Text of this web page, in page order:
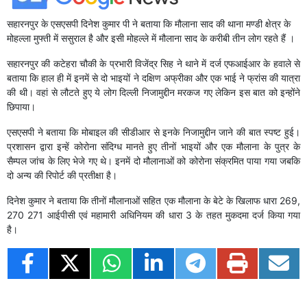
सहारनपुर के एसएसपी दिनेश कुमार पी ने बताया कि मौलाना साद की थाना मण्डी क्षेत्र के
मोहल्ला मुफ्ती में ससुराल है और इसी मोहल्ले में मौलाना साद के करीबी तीन लोग रहते हैं ।
सहारनपुर की कटेहरा चौकी के प्रभारी विजेंद्र सिह ने थाने में दर्ज एफआईआर के हवाले से
बताया कि हाल ही में इनमें से दो भाइयों ने दक्षिण अफ्रीका और एक भाई ने फ्रांस की यात्रा
की थी। वहां से लौटते हुए ये लोग दिल्ली निजामुद्दीन मरकज गए लेकिन इस बात को इन्होंने
छिपाया।
एसएसपी ने बताया कि मोबाइल की सीडीआर से इनके निजामुद्दीन जाने की बात स्पष्ट हुई।
प्रशासन द्वारा इन्हें कोरोना संदिग्ध मानते हुए तीनों भाइयों और एक मौलाना के पुत्र के
सैम्पल जांच के लिए भेजे गए थे। इनमें दो मौलानाओं को कोरोना संक्रमित पाया गया जबकि
दो अन्य की रिपोर्ट की प्रतीक्षा है।
दिनेश कुमार ने बताया कि तीनों मौलानाओं सहित एक मौलाना के बेटे के खिलाफ धारा 269,
270 271 आईपीसी एवं महामारी अधिनियम की धारा 3 के तहत मुकदमा दर्ज किया गया
है।